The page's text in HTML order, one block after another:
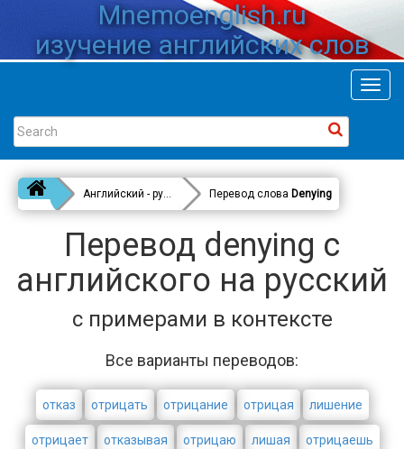
Mnemoenglish.ru
изучение английских слов
Английский - русский Перевод слова Denying
Перевод denying с
английского на русский
с примерами в контексте
Все варианты переводов:
отказ отрицать отрицание отрицая лишение
отрицает отказывая отрицаю лишая отрицаешь